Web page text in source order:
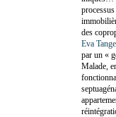
des
Eva
par un «
Malade,